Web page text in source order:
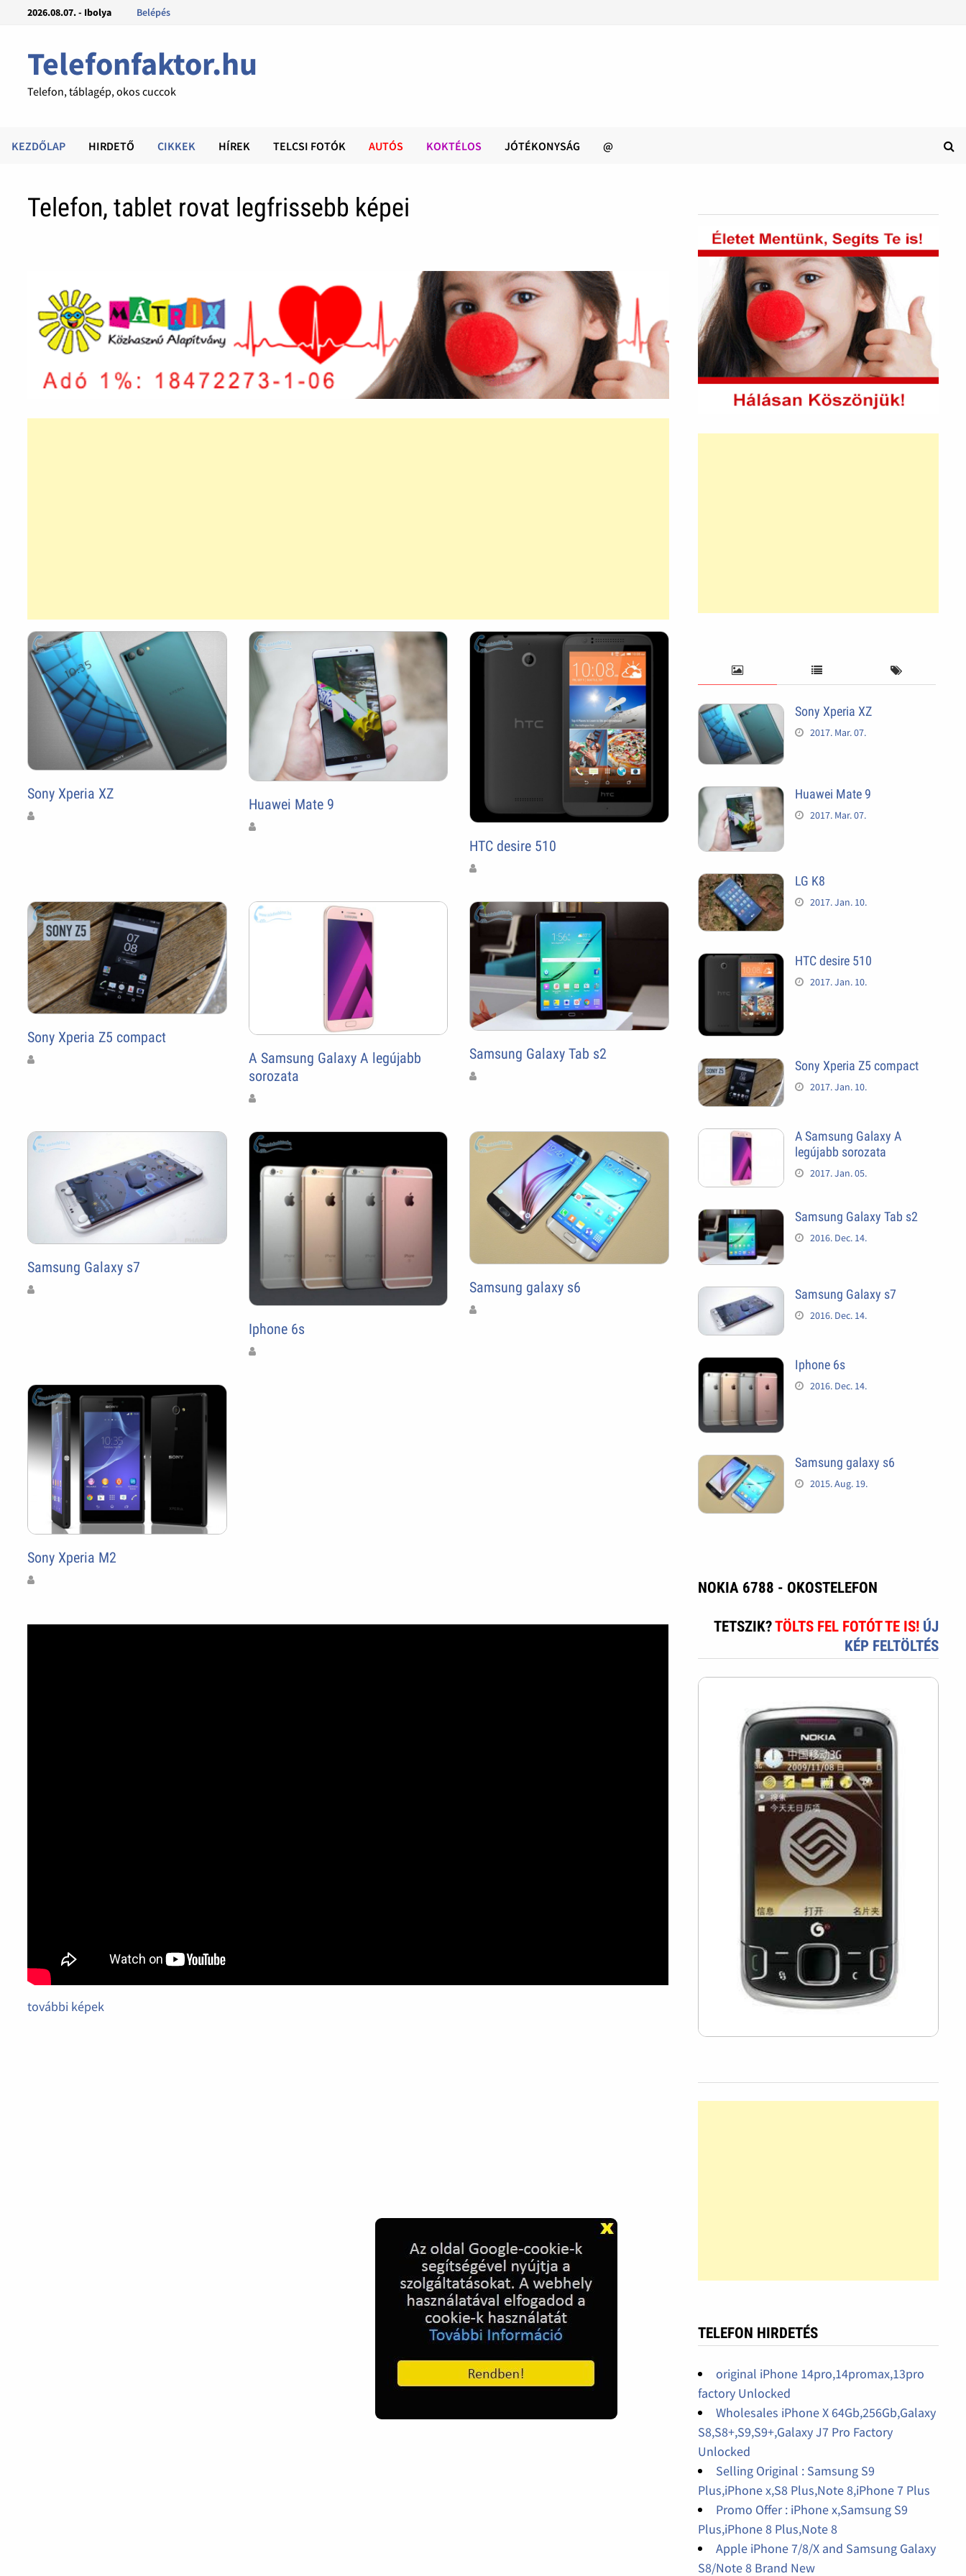
2026.08.07. - Ibolya Belépés
Telefonfaktor.hu
Telefon, táblagép, okos cuccok
KEZDŐLAP HIRDETŐ CIKKEK HÍREK TELCSI FOTÓK AUTÓS KOKTÉLOS JÓTÉKONYSÁG @
Telefon, tablet rovat legfrissebb képei
Sony Xperia XZ
Huawei Mate 9
HTC desire 510
Sony Xperia Z5 compact
A Samsung Galaxy A legújabb
sorozata
Samsung Galaxy Tab s2
Samsung Galaxy s7
Iphone 6s
Samsung galaxy s6
Sony Xperia M2
további képek
Sony Xperia XZ
2017. Mar. 07.
Huawei Mate 9
2017. Mar. 07.
LG K8
2017. Jan. 10.
HTC desire 510
2017. Jan. 10.
Sony Xperia Z5 compact
2017. Jan. 10.
A Samsung Galaxy A
legújabb sorozata
2017. Jan. 05.
Samsung Galaxy Tab s2
2016. Dec. 14.
Samsung Galaxy s7
2016. Dec. 14.
Iphone 6s
2016. Dec. 14.
Samsung galaxy s6
2015. Aug. 19.
NOKIA 6788 - OKOSTELEFON
TETSZIK?TÖLTS FEL FOTÓT TE IS! ÚJ
KÉP FELTÖLTÉS
TELEFON HIRDETÉS
original iPhone 14pro,14promax,13pro
factory Unlocked
Wholesales iPhone X 64Gb,256Gb,Galaxy
S8,S8+,S9,S9+,Galaxy J7 Pro Factory
Unlocked
Selling Original : Samsung S9
Plus,iPhone x,S8 Plus,Note 8,iPhone 7 Plus
Promo Offer : iPhone x,Samsung S9
Plus,iPhone 8 Plus,Note 8
Apple iPhone 7/8/X and Samsung Galaxy
S8/Note 8 Brand New